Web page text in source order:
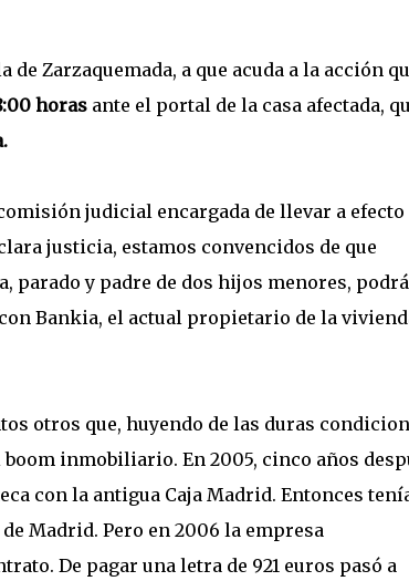
Zarzaquemada, a que acuda a la acción
horas ante el portal de la casa afectada,
judicial encargada de llevar a efecto
justicia, estamos convencidos de que
parado y padre de dos hijos menores, podrá
Bankia, el actual propietario de la
otros que, huyendo de las duras
inmobiliario. En 2005, cinco años
con la antigua Caja Madrid. Entonces
Madrid. Pero en 2006 la empresa
De pagar una letra de 921 euros pasó a